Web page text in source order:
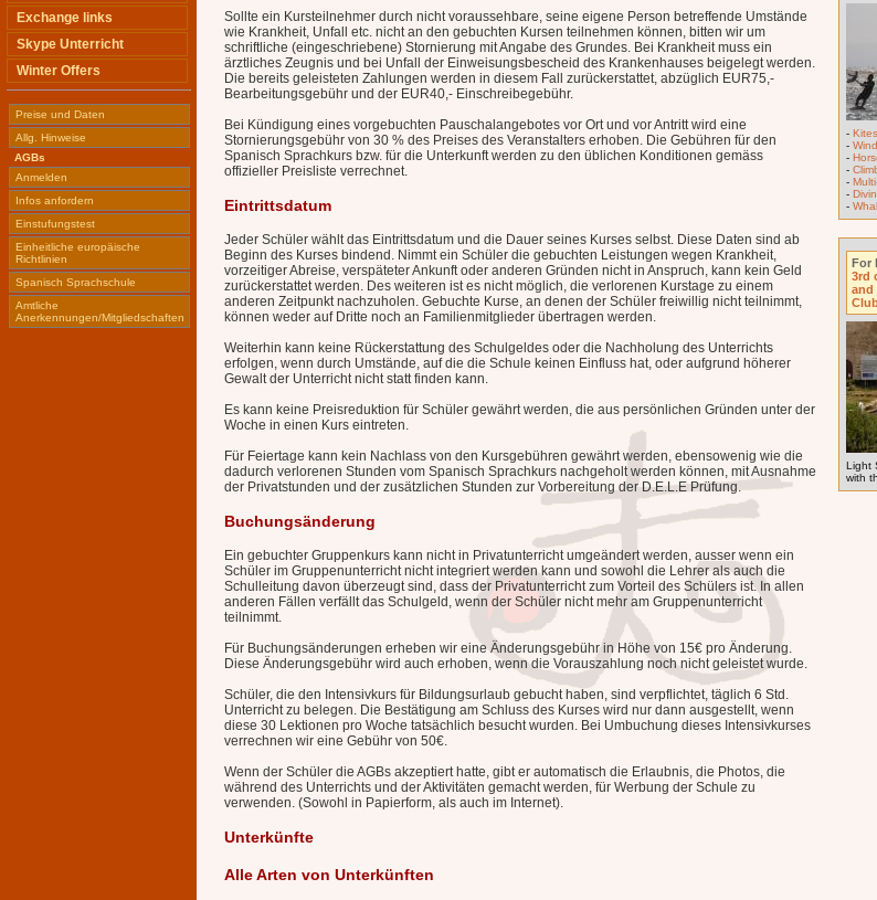
Sollte ein Kursteilnehmer durch nicht voraussehbare, seine eigene Person betreffende Umstände
wie Krankheit, Unfall etc. nicht an den gebuchten Kursen teilnehmen können, bitten wir um
schriftliche (eingeschriebene) Stornierung mit Angabe des Grundes. Bei Krankheit muss ein
ärztliches Zeugnis und bei Unfall der Einweisungsbescheid des Krankenhauses beigelegt werden.
Die bereits geleisteten Zahlungen werden in diesem Fall zurückerstattet, abzüglich EUR75,-
Bearbeitungsgebühr und der EUR40,- Einschreibegebühr.
Bei Kündigung eines vorgebuchten Pauschalangebotes vor Ort und vor Antritt wird eine
Stornierungsgebühr von 30 % des Preises des Veranstalters erhoben. Die Gebühren für den
Spanisch Sprachkurs bzw. für die Unterkunft werden zu den üblichen Konditionen gemäss
offizieller Preisliste verrechnet.
Eintrittsdatum
Jeder Schüler wählt das Eintrittsdatum und die Dauer seines Kurses selbst. Diese Daten sind ab
Beginn des Kurses bindend. Nimmt ein Schüler die gebuchten Leistungen wegen Krankheit,
vorzeitiger Abreise, verspäteter Ankunft oder anderen Gründen nicht in Anspruch, kann kein Geld
zurückerstattet werden. Des weiteren ist es nicht möglich, die verlorenen Kurstage zu einem
anderen Zeitpunkt nachzuholen. Gebuchte Kurse, an denen der Schüler freiwillig nicht teilnimmt,
können weder auf Dritte noch an Familienmitglieder übertragen werden.
Weiterhin kann keine Rückerstattung des Schulgeldes oder die Nachholung des Unterrichts
erfolgen, wenn durch Umstände, auf die die Schule keinen Einfluss hat, oder aufgrund höherer
Gewalt der Unterricht nicht statt finden kann.
Es kann keine Preisreduktion für Schüler gewährt werden, die aus persönlichen Gründen unter der
Woche in einen Kurs eintreten.
Für Feiertage kann kein Nachlass von den Kursgebühren gewährt werden, ebensowenig wie die
dadurch verlorenen Stunden vom Spanisch Sprachkurs nachgeholt werden können, mit Ausnahme
der Privatstunden und der zusätzlichen Stunden zur Vorbereitung der D.E.L.E Prüfung.
Buchungsänderung
Ein gebuchter Gruppenkurs kann nicht in Privatunterricht umgeändert werden, ausser wenn ein
Schüler im Gruppenunterricht nicht integriert werden kann und sowohl die Lehrer als auch die
Schulleitung davon überzeugt sind, dass der Privatunterricht zum Vorteil des Schülers ist. In allen
anderen Fällen verfällt das Schulgeld, wenn der Schüler nicht mehr am Gruppenunterricht
teilnimmt.
Für Buchungsänderungen erheben wir eine Änderungsgebühr in Höhe von 15€ pro Änderung.
Diese Änderungsgebühr wird auch erhoben, wenn die Vorauszahlung noch nicht geleistet wurde.
Schüler, die den Intensivkurs für Bildungsurlaub gebucht haben, sind verpflichtet, täglich 6 Std.
Unterricht zu belegen. Die Bestätigung am Schluss des Kurses wird nur dann ausgestellt, wenn
diese 30 Lektionen pro Woche tatsächlich besucht wurden. Bei Umbuchung dieses Intensivkurses
verrechnen wir eine Gebühr von 50€.
Wenn der Schüler die AGBs akzeptiert hatte, gibt er automatisch die Erlaubnis, die Photos, die
während des Unterrichts und der Aktivitäten gemacht werden, für Werbung der Schule zu
verwenden. (Sowohl in Papierform, als auch im Internet).
Unterkünfte
Alle Arten von Unterkünften
Exchange links
Skype Unterricht
Winter Offers
Preise und Daten
Allg. Hinweise
AGBs
Anmelden
Infos anfordern
Einstufungstest
Einheitliche europäische
Richtlinien
Spanisch Sprachschule
Amtliche
Anerkennungen/Mitgliedschaften
-
-
-
-
-
-
-
For
3rd
and
Light
with